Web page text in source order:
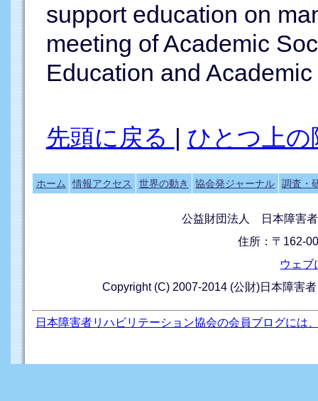
support education on
meeting of Academic
Education and
先頭に戻る ひとつ上の
ホーム 情報アクセス 世界の動き 協会発ジャーナル 調査・
公益財団法人 日本障害
住所：〒162-
ウェブ
Copyright (C) 2007-2014 (公財)日本障害
日本障害者リハビリテーション協会の会員ブログには